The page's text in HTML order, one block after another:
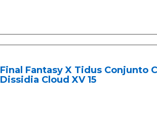
Final Fantasy X Tidus Conjunto
Dissidia Cloud XV 15